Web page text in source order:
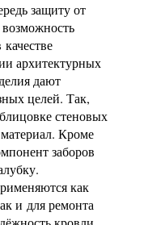
защиту от
архитектурных
дают
целей. Так,
стеновых
Кроме
заборов
как
и для ремонта